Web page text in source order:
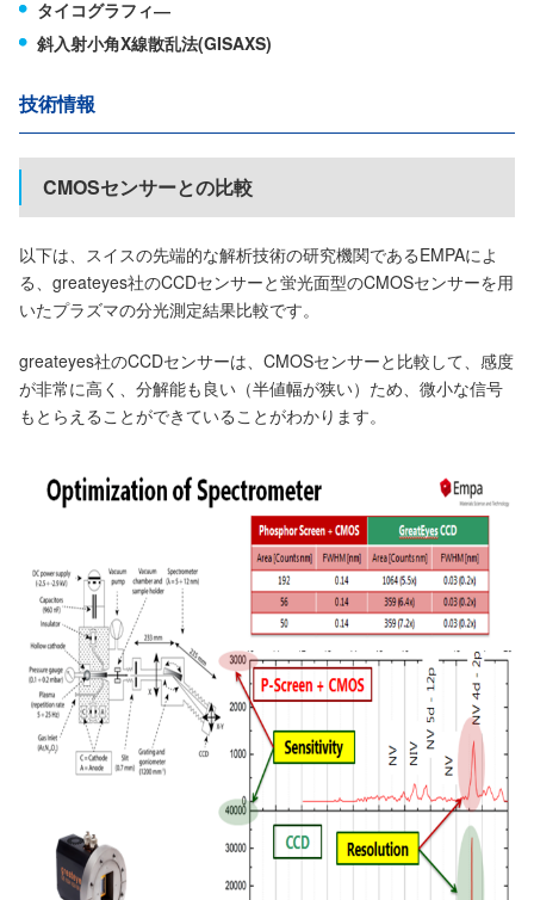
タイコグラフィ―
斜入射小角X線散乱法(GISAXS)
技術情報
CMOSセンサーとの比較
以下は、スイスの先端的な解析技術の研究機関であるEMPAによ
る、greateyes社のCCDセンサーと蛍光面型のCMOSセンサーを用
いたプラズマの分光測定結果比較です。
greateyes社のCCDセンサーは、CMOSセンサーと比較して、感度
が非常に高く、分解能も良い（半値幅が狭い）ため、微小な信号
もとらえることができていることがわかります。